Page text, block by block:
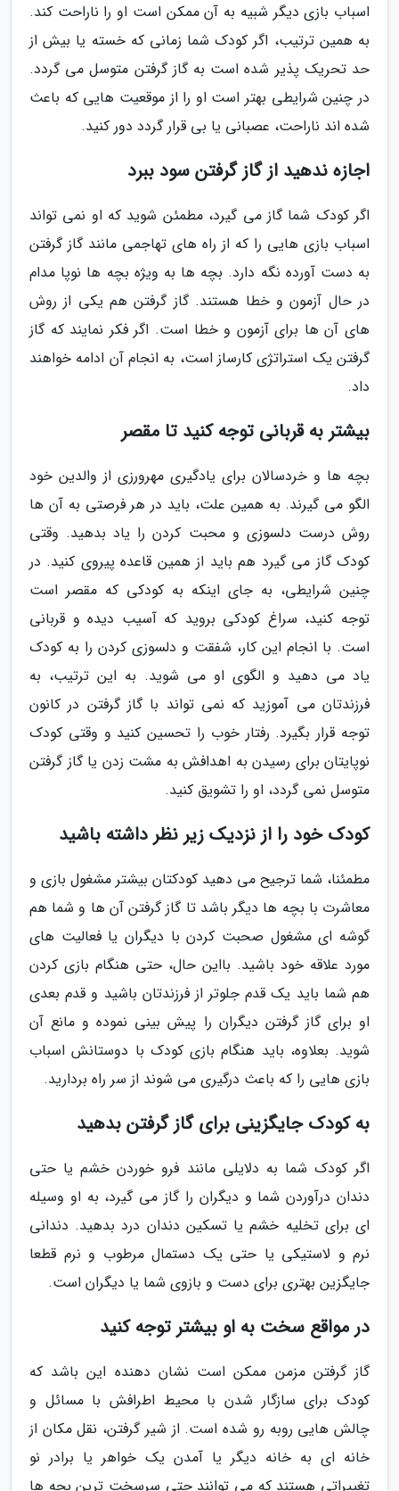
اسباب بازی دیگر شبیه به آن ممکن است او را ناراحت کند.
به همین ترتیب، اگر کودک شما زمانی که خسته یا بیش از
حد تحریک پذیر شده است به گاز گرفتن متوسل می گردد.
در چنین شرایطی بهتر است او را از موقعیت هایی که باعث
شده اند ناراحت، عصبانی یا بی قرار گردد دور کنید.
اجازه ندهید از گاز گرفتن سود ببرد
اگر کودک شما گاز می گیرد، مطمئن شوید که او نمی تواند
اسباب بازی هایی را که از راه های تهاجمی مانند گاز گرفتن
به دست آورده نگه دارد. بچه ها به ویژه بچه ها نوپا مدام
در حال آزمون و خطا هستند. گاز گرفتن هم یکی از روش
های آن ها برای آزمون و خطا است. اگر فکر نمایند که گاز
گرفتن یک استراتژی کارساز است، به انجام آن ادامه خواهند
داد.
بیشتر به قربانی توجه کنید تا مقصر
بچه ها و خردسالان برای یادگیری مهرورزی از والدین خود
الگو می گیرند. به همین علت، باید در هر فرصتی به آن ها
روش درست دلسوزی و محبت کردن را یاد بدهید. وقتی
کودک گاز می گیرد هم باید از همین قاعده پیروی کنید. در
چنین شرایطی، به جای اینکه به کودکی که مقصر است
توجه کنید، سراغ کودکی بروید که آسیب دیده و قربانی
است. با انجام این کار، شفقت و دلسوزی کردن را به کودک
یاد می دهید و الگوی او می شوید. به این ترتیب، به
فرزندتان می آموزید که نمی تواند با گاز گرفتن در کانون
توجه قرار بگیرد. رفتار خوب را تحسین کنید و وقتی کودک
نوپایتان برای رسیدن به اهدافش به مشت زدن یا گاز گرفتن
متوسل نمی گردد، او را تشویق کنید.
کودک خود را از نزدیک زیر نظر داشته باشید
مطمئنا، شما ترجیح می دهید کودکتان بیشتر مشغول بازی و
معاشرت با بچه ها دیگر باشد تا گاز گرفتن آن ها و شما هم
گوشه ای مشغول صحبت کردن با دیگران یا فعالیت های
مورد علاقه خود باشید. بااین حال، حتی هنگام بازی کردن
هم شما باید یک قدم جلوتر از فرزندتان باشید و قدم بعدی
او برای گاز گرفتن دیگران را پیش بینی نموده و مانع آن
شوید. بعلاوه، باید هنگام بازی کودک با دوستانش اسباب
بازی هایی را که باعث درگیری می شوند از سر راه بردارید.
به کودک جایگزینی برای گاز گرفتن بدهید
اگر کودک شما به دلایلی مانند فرو خوردن خشم یا حتی
دندان درآوردن شما و دیگران را گاز می گیرد، به او وسیله
ای برای تخلیه خشم یا تسکین دندان درد بدهید. دندانی
نرم و لاستیکی یا حتی یک دستمال مرطوب و نرم قطعا
جایگزین بهتری برای دست و بازوی شما یا دیگران است.
در مواقع سخت به او بیشتر توجه کنید
گاز گرفتن مزمن ممکن است نشان دهنده این باشد که
کودک برای سازگار شدن با محیط اطرافش با مسائل و
چالش هایی روبه رو شده است. از شیر گرفتن، نقل مکان از
خانه ای به خانه دیگر یا آمدن یک خواهر یا برادر نو
تغییراتی هستند که می توانند حتی سرسخت ترین بچه ها